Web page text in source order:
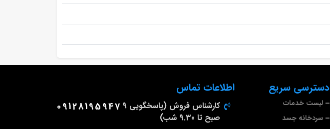
دسترسی سریع
لیست خدمات
سردخانه جسد
اطلاعات تماس
کارشناس فروش (پاسخگویی 9
صبح تا 9.30 شب)
09128195947